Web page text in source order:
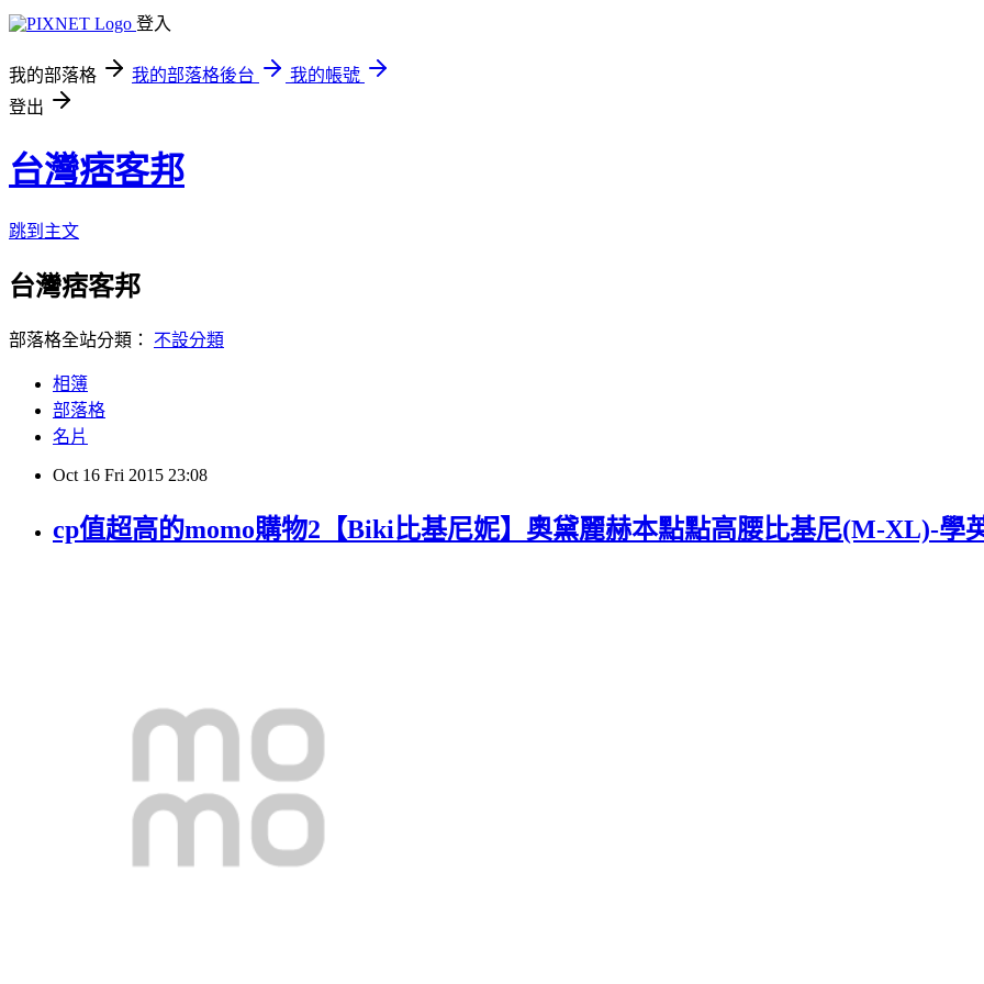
登入
我的部落格 我的部落格後台
我的帳號
登出
台灣痞客邦
跳到主文
台灣痞客邦
部落格全站分類： 不設分類
相簿
部落格
名片
Oct 16 Fri 2015 23:08
cp值超高的momo購物2【Biki比基尼妮】奧黛麗赫本點點高腰比基尼(M-XL)-學